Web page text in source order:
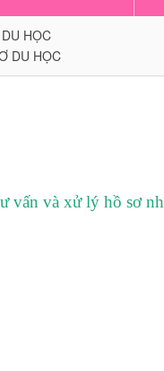
HỌC
DU HỌC
vấn và xử lý hồ sơ